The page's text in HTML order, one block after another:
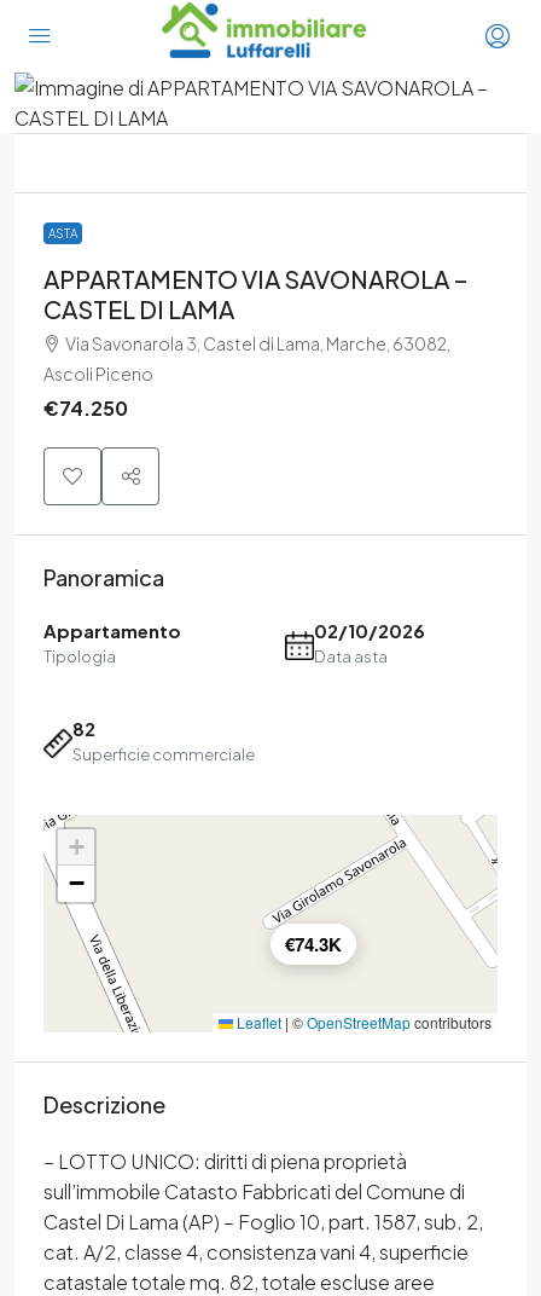
ASTA
APPARTAMENTO VIA SAVONAROLA –
CASTEL DI LAMA
Via Savonarola 3, Castel di Lama, Marche, 63082,
Ascoli Piceno
€74.250
Panoramica
Appartamento
Tipologia
02/10/2026
Data asta
82
Superficie commerciale
€74.3K
+
−
Leaflet | ©OpenStreetMapcontributors
Descrizione
– LOTTO UNICO: diritti di piena proprietà
sull’immobile Catasto Fabbricati del Comune di
Castel Di Lama (AP) – Foglio 10, part. 1587, sub. 2,
cat. A/2, classe 4, consistenza vani 4, superficie
catastale totale mq. 82, totale escluse aree